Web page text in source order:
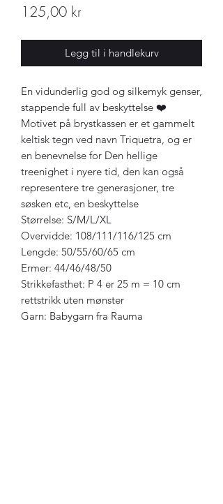
125,00 krPris
Legg til i handlekurv
En vidunderlig god og silkemyk genser,
stappende full av beskyttelse ❤️
Motivet på brystkassen er et gammelt
keltisk tegn ved navn Triquetra, og er
en benevnelse for Den hellige
treenighet i nyere tid, den kan også
representere tre generasjoner, tre
søsken etc, en beskyttelse
Størrelse: S/M/L/XL
Overvidde: 108/111/116/125 cm
Lengde: 50/55/60/65 cm
Ermer: 44/46/48/50
Strikkefasthet: P 4 er 25 m = 10 cm
rettstrikk uten mønster
Garn: Babygarn fra Rauma